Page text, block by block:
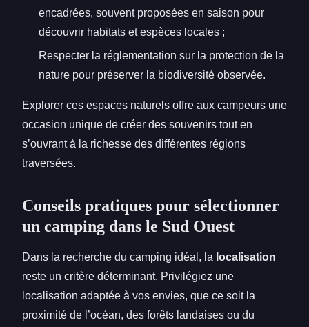
encadrées, souvent proposées en saison pour
découvrir habitats et espèces locales ;
Respecter la réglementation sur la protection de la
nature pour préserver la biodiversité observée.
Explorer ces espaces naturels offre aux campeurs une
occasion unique de créer des souvenirs tout en
s’ouvrant à la richesse des différentes régions
traversées.
Conseils pratiques pour sélectionner
un camping dans le Sud Ouest
Dans la recherche du camping idéal, la localisation
reste un critère déterminant. Privilégiez une
localisation adaptée à vos envies, que ce soit la
proximité de l’océan, des forêts landaises ou du